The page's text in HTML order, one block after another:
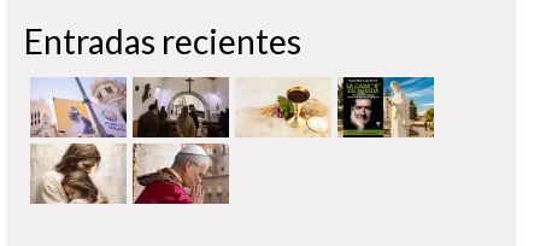
Entradas recientes